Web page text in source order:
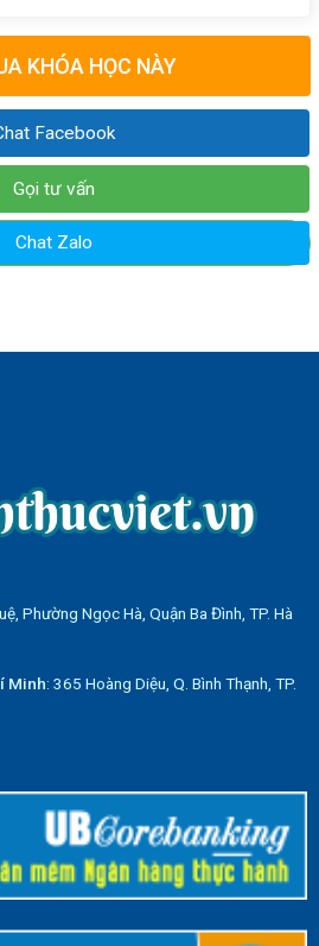
KHÓA HỌC NÀY
Facebook
Gọi tư vấn
Chat Zalo
Phường Ngọc Hà, Quận Ba Đình, TP. Hà
Minh: 365 Hoàng Diệu, Q. Bình Thạnh, TP.